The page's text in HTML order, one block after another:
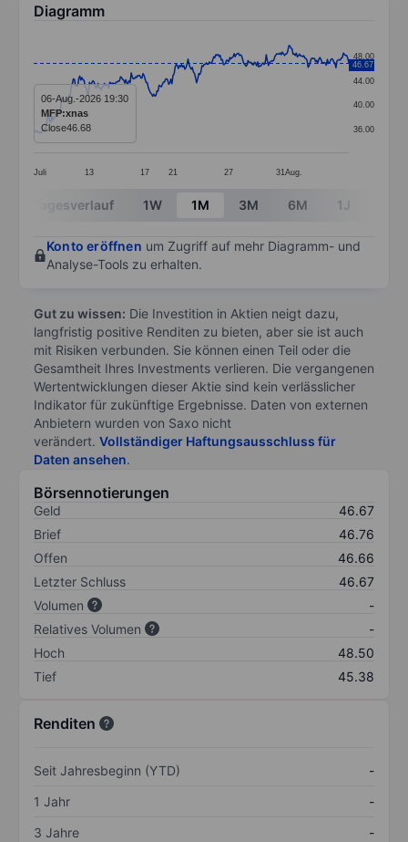
Diagramm
Line chart with 295 data points.
The chart has 1 X axis displaying categories.
The chart has 1 Y axis displaying values. Data
Juli 13 17 21 27 31 Aug.
36.00
40.00
44.00
48.00
46.67
06-Aug.-2026 19:30
MFP:xnas
Close46.68
End of interactive chart.
Tagesverlauf 1W 1M 3M 6M 1J
Konto eröffnen um Zugriff auf mehr Diagramm- und
Analyse-Tools zu erhalten.
Gut zu wissen: Die Investition in Aktien neigt dazu,
langfristig positive Renditen zu bieten, aber sie ist auch
mit Risiken verbunden. Sie können einen Teil oder die
Gesamtheit Ihres Investments verlieren. Die vergangenen
Wertentwicklungen dieser Aktie sind kein verlässlicher
Indikator für zukünftige Ergebnisse. Daten von externen
Anbietern wurden von Saxo nicht
verändert. Vollständiger Haftungsausschluss für
Daten ansehen.
Börsennotierungen
Geld
46.67
Brief
46.76
Offen
46.66
Letzter Schluss
46.67
Volumen
-
Relatives Volumen
-
Hoch
48.50
Tief
45.38
Renditen
Seit Jahresbeginn (YTD)
-
1 Jahr
-
3 Jahre
-